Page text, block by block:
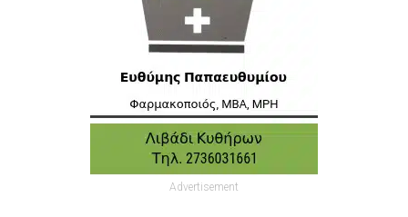
Advertisement